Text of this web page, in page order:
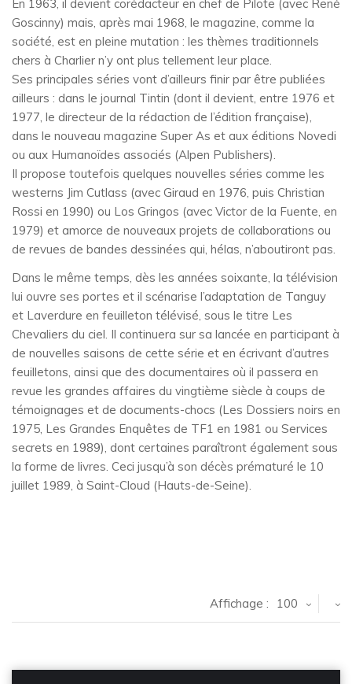
En 1963, il devient corédacteur en chef de Pilote (avec René
Goscinny) mais, après mai 1968, le magazine, comme la
société, est en pleine mutation : les thèmes traditionnels
chers à Charlier n’y ont plus tellement leur place.
Ses principales séries vont d’ailleurs finir par être publiées
ailleurs : dans le journal Tintin (dont il devient, entre 1976 et
1977, le directeur de la rédaction de l’édition française),
dans le nouveau magazine Super As et aux éditions Novedi
ou aux Humanoïdes associés (Alpen Publishers).
Il propose toutefois quelques nouvelles séries comme les
westerns Jim Cutlass (avec Giraud en 1976, puis Christian
Rossi en 1990) ou Los Gringos (avec Victor de la Fuente, en
1979) et amorce de nouveaux projets de collaborations ou
de revues de bandes dessinées qui, hélas, n’aboutiront pas.
Dans le même temps, dès les années soixante, la télévision
lui ouvre ses portes et il scénarise l’adaptation de Tanguy
et Laverdure en feuilleton télévisé, sous le titre Les
Chevaliers du ciel. Il continuera sur sa lancée en participant à
de nouvelles saisons de cette série et en écrivant d’autres
feuilletons, ainsi que des documentaires où il passera en
revue les grandes affaires du vingtième siècle à coups de
témoignages et de documents-chocs (Les Dossiers noirs en
1975, Les Grandes Enquêtes de TF1 en 1981 ou Services
secrets en 1989), dont certaines paraîtront également sous
la forme de livres. Ceci jusqu’à son décès prématuré le 10
juillet 1989, à Saint-Cloud (Hauts-de-Seine).
Affichage : 100